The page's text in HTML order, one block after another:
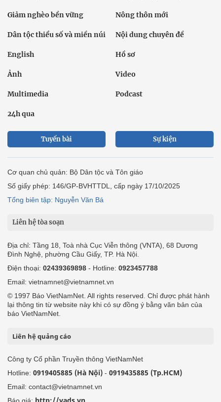
Giảm nghèo bền vững Nông thôn mới
Dân tộc thiểu số và miền núi Nội dung chuyên đề
English Hồ sơ
Ảnh Video
Multimedia Podcast
24h qua
Tuyến bài Sự kiện
Cơ quan chủ quản: Bộ Dân tộc và Tôn giáo
Số giấy phép: 146/GP-BVHTTDL, cấp ngày 17/10/2025
Tổng biên tập: Nguyễn Văn Bá
Liên hệ tòa soạn
Địa chỉ: Tầng 18, Toà nhà Cục Viễn thông (VNTA), 68 Dương
Đình Nghệ, phường Cầu Giấy, TP. Hà Nội.
Điện thoại: 02439369898 - Hotline: 0923457788
Email: vietnamnet@vietnamnet.vn
© 1997 Báo VietNamNet. All rights reserved. Chỉ được phát hành
lại thông tin từ website này khi có sự đồng ý bằng văn bản của
báo VietNamNet.
Liên hệ quảng cáo
Công ty Cổ phần Truyền thông VietNamNet
Hotline: 0919405885 (Hà Nội) - 0919435885 (Tp.HCM)
Email: contact@vietnamnet.vn